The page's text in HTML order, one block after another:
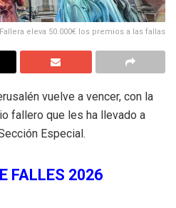
eleva 50.000€ los premios a las fallas
vuelve a vencer, con la
fallero que les ha llevado a
Especial.
FALLES 2026